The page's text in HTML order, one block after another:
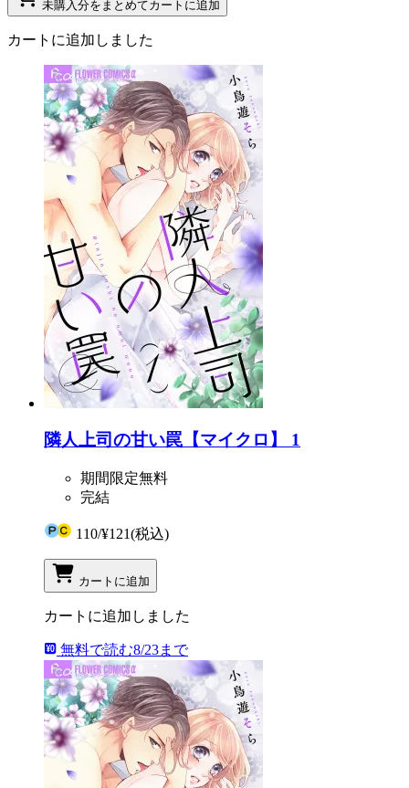
未購入分をまとめてカートに追加
カートに追加しました
隣人上司の甘い罠【マイクロ】 1
期間限定無料
完結
110/¥121(税込)
カートに追加
カートに追加しました
無料で読む8/23まで